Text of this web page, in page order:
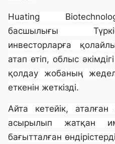
Huating
басшылығы
инвесторларға
атап өтіп, облыс
қолдау жобаның
еткенін жеткізді.
Айта кетейік,
асырылып жатқан
бағытталған